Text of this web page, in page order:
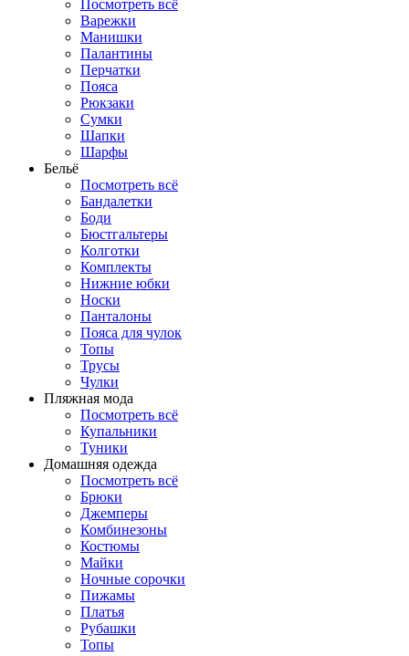
Посмотреть всё
Варежки
Манишки
Палантины
Перчатки
Пояса
Рюкзаки
Сумки
Шапки
Шарфы
Бельё
Посмотреть всё
Бандалетки
Боди
Бюстгальтеры
Колготки
Комплекты
Нижние юбки
Носки
Панталоны
Поясa для чулок
Топы
Трусы
Чулки
Пляжная мода
Посмотреть всё
Купальники
Туники
Домашняя одежда
Посмотреть всё
Брюки
Джемперы
Комбинезоны
Костюмы
Майки
Ночные сорочки
Пижамы
Платья
Рубашки
Топы